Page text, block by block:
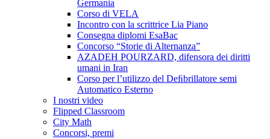
Germania
Corso di VELA
Incontro con la scrittrice Lia Piano
Consegna diplomi EsaBac
Concorso “Storie di Alternanza”
AZADEH POURZARD, difensora dei diritti
umani in Iran
Corso per l’utilizzo del Deﬁbrillatore semi
Automatico Esterno
I nostri video
Flipped Classroom
City Math
Concorsi, premi